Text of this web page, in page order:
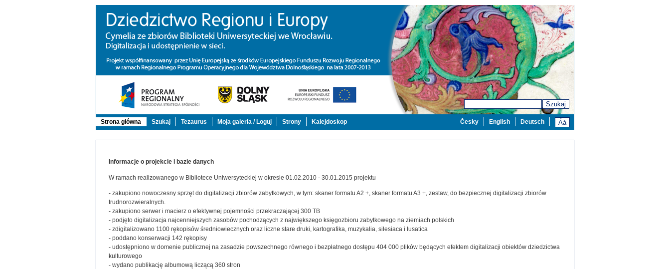
Szukaj
Strona główna Szukaj Tezaurus Moja galeria / Loguj Strony Kalejdoskop Deutsch
English
Česky
Informacje o projekcie i bazie danych
W ramach realizowanego w Bibliotece Uniwersyteckiej w okresie 01.02.2010 - 30.01.2015 projektu
- zakupiono nowoczesny sprzęt do digitalizacji zbiorów zabytkowych, w tym: skaner formatu A2 +, skaner formatu A3 +, zestaw, do bezpiecznej digitalizacji zbiorów
trudnorozwieralnych.
- zakupiono serwer i macierz o efektywnej pojemności przekraczającej 300 TB
- podjęto digitalizacja najcenniejszych zasobów pochodzących z największego księgozbioru zabytkowego na ziemiach polskich
- zdigitalizowano 1100 rękopisów średniowiecznych oraz liczne stare druki, kartografika, muzykalia, silesiaca i lusatica
- poddano konserwacji 142 rękopisy
- udostępniono w domenie publicznej na zasadzie powszechnego równego i bezpłatnego dostępu 404 000 plików będących efektem digitalizacji obiektów dziedzictwa
kulturowego
- wydano publikację albumową liczącą 360 stron